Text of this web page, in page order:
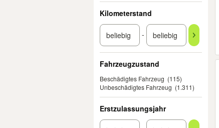
Kilometerstand
-
Fahrzeugzustand
Beschädigtes Fahrzeug (115)
Unbeschädigtes Fahrzeug (1.311)
Erstzulassungsjahr